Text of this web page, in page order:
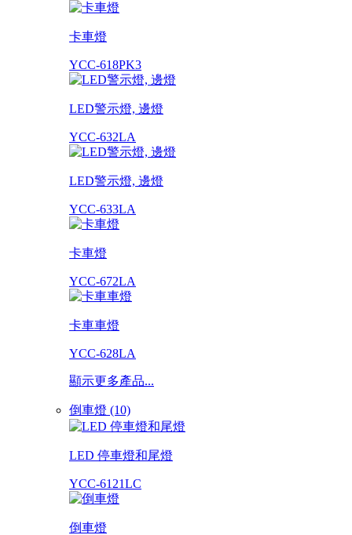
卡車燈
YCC-618PK3
LED警示燈, 邊燈
YCC-632LA
LED警示燈, 邊燈
YCC-633LA
卡車燈
YCC-672LA
卡車車燈
YCC-628LA
顯示更多產品...
倒車燈 (10)
LED 停車燈和尾燈
YCC-6121LC
倒車燈